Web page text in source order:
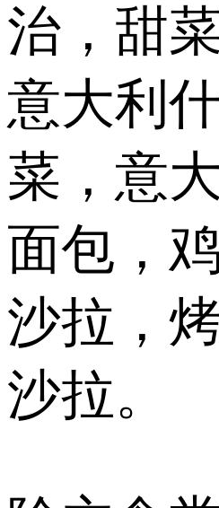
治，甜
意大利
菜，意
面包，
沙拉，
沙拉。